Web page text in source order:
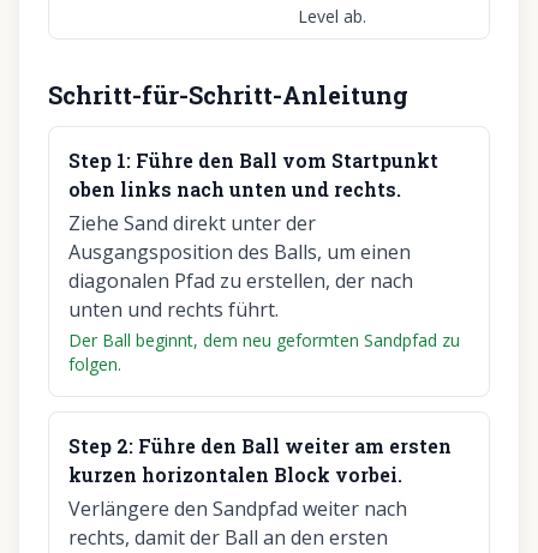
Level ab.
Schritt-für-Schritt-Anleitung
Step 1: Führe den Ball vom Startpunkt
oben links nach unten und rechts.
Ziehe Sand direkt unter der
Ausgangsposition des Balls, um einen
diagonalen Pfad zu erstellen, der nach
unten und rechts führt.
Der Ball beginnt, dem neu geformten Sandpfad zu
folgen.
Step 2: Führe den Ball weiter am ersten
kurzen horizontalen Block vorbei.
Verlängere den Sandpfad weiter nach
rechts, damit der Ball an den ersten